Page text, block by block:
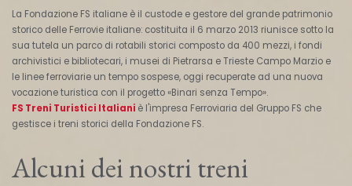
La Fondazione FS italiane è il custode e gestore del grande patrimonio
storico delle Ferrovie italiane: costituita il 6 marzo 2013 riunisce sotto la
sua tutela un parco di rotabili storici composto da 400 mezzi, i fondi
archivistici e bibliotecari, i musei di Pietrarsa e Trieste Campo Marzio e
le linee ferroviarie un tempo sospese, oggi recuperate ad una nuova
vocazione turistica con il progetto «Binari senza Tempo».
FS Treni Turistici Italiani è l'impresa Ferroviaria del Gruppo FS che
gestisce i treni storici della Fondazione FS.
Alcuni dei nostri treni